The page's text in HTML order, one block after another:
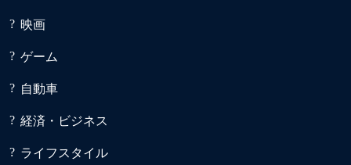
映画
ゲーム
自動車
経済・ビジネス
ライフスタイル